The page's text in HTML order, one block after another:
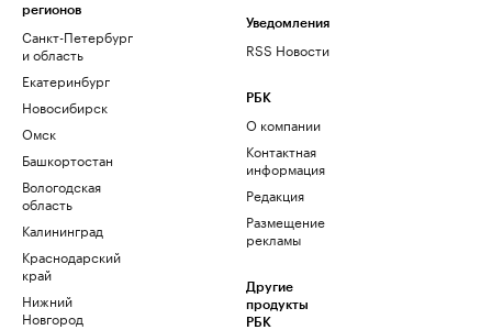
регионов
Санкт-Петербург
и область
Екатеринбург
Новосибирск
Омск
Башкортостан
Вологодская
область
Калининград
Краснодарский
край
Нижний
Новгород
Уведомления
RSS Новости
РБК
О компании
Контактная
информация
Редакция
Размещение
рекламы
Другие
продукты
РБК